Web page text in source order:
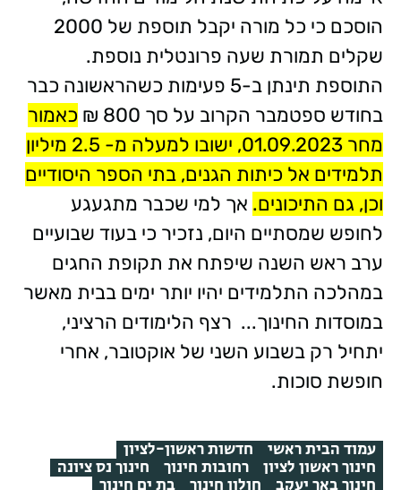
הוסכם כי כל מורה יקבל תוספת של 2000
שקלים תמורת שעה פרונטלית נוספת.
התוספת תינתן ב-5 פעימות כשהראשונה כבר
בחודש ספטמבר הקרוב על סך 800 ₪
כאמור
מחר 01.09.2023, ישובו למעלה מ- 2.5 מיליון
תלמידים אל כיתות הגנים, בתי הספר היסודיים
וכן, גם התיכונים. אך למי שכבר מתגעגע
לחופש שמסתיים היום, נזכיר כי בעוד שבועיים
ערב ראש השנה שיפתח את תקופת החגים
במהלכה התלמידים יהיו יותר ימים בבית מאשר
במוסדות החינוך... רצף הלימודים הרציני,
יתחיל רק בשבוע השני של אוקטובר, אחרי
חופשת סוכות.
עמוד הבית ראשי חדשות ראשון-לציון
חינוך ראשון לציון רחובות חינוך חינוך נס ציונה
חינוך באר יעקב חולון חינוך בת ים חינוך